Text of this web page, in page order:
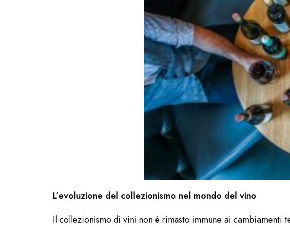
L’evoluzione del collezionismo nel mondo del vino
Il collezionismo di vini non è rimasto immune ai